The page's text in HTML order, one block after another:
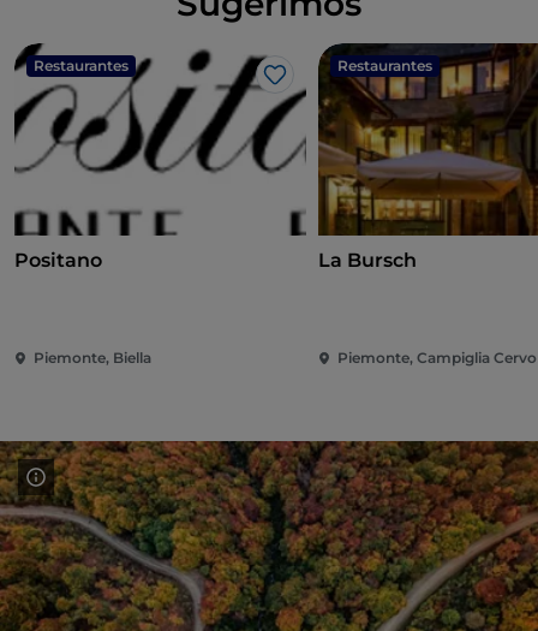
Restaurantes
Gosto
Positano
Piemonte, Biella
Restaurantes
La Bursch
Piemonte, Campiglia Cervo